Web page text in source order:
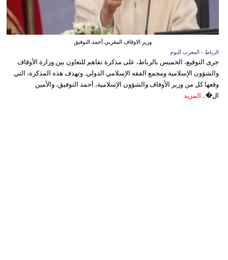
وزير الاوقاف المغربي أحمد التوفيق
الرباط - المغرب اليوم
جرى التوقيع، الخميس بالرباط، على مذكرة تفاهم للتعاون بين وزارة الأوقاف
والشؤون الإسلامية ومجمع الفقه الإسلامي الدولي. وتهدف هذه المذكرة، التي
وقعها كل من وزير الأوقاف والشؤون الإسلامية، أحمد التوفيق، والأمين
ال�... المزيد